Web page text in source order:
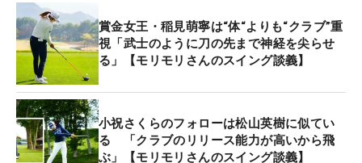
また、ダウインスイングの“シットダウン”によって
クラブがシャローに下りてくるのも特徴的。飛ばす
要素がありつつ、プレーンにも乗せてくる。インパ
クトで合わせる動きがないので飛んで曲がらない
し、あれだけ安定した成績を残せるのだと思いま
す。今季は複数回勝っていても驚きはありませんで
賞金女王・稲見萌寧は“体“よりも“クラブ”重
視「武士のように刀の先まで神経を尖らせ
る」【モリモリさんのスイング談義】
小祝さくらのフォローは松山英樹に似てい
る 「クラブのリリース能力が高いから飛
ぶ」【モリモリさんのスイング談義】